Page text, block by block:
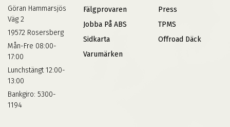
Göran Hammarsjös
Väg 2
19572 Rosersberg
Mån-Fre 08:00-
17:00
Lunchstängt 12:00-
13:00
Bankgiro: 5300-
1194
Fälgprovaren
Jobba På ABS
Sidkarta
Varumärken
Press
TPMS
Offroad Däck